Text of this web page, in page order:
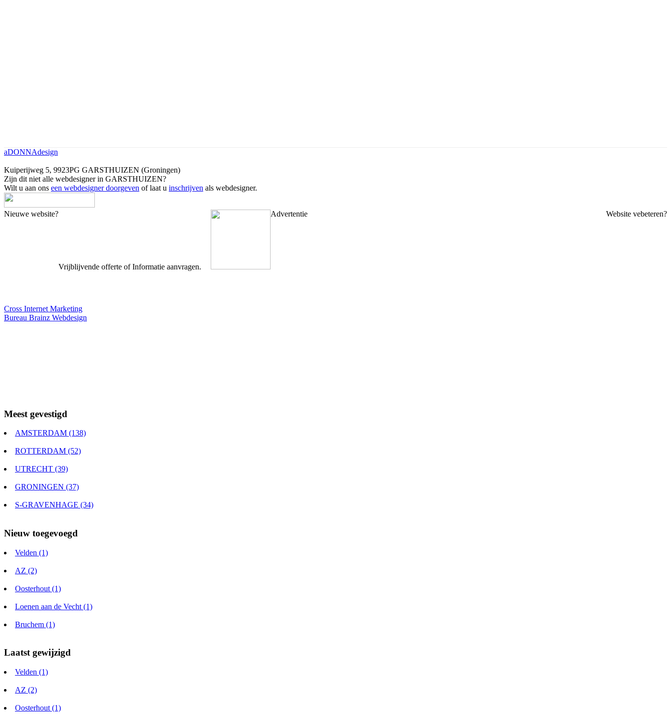
aDONNAdesign
Kuiperijweg 5, 9923PG GARSTHUIZEN (Groningen)
Zijn dit niet alle webdesigner in GARSTHUIZEN?
Wilt u aan ons een webdesigner doorgeven of laat u inschrijven als webdesigner.
Nieuwe website? Website vebeteren?
Vrijblijvende offerte of Informatie aanvragen.
Advertentie
Cross Internet Marketing
Bureau Brainz Webdesign
Meest gevestigd
AMSTERDAM (138)
ROTTERDAM (52)
UTRECHT (39)
GRONINGEN (37)
S-GRAVENHAGE (34)
Nieuw toegevoegd
Velden (1)
AZ (2)
Oosterhout (1)
Loenen aan de Vecht (1)
Bruchem (1)
Laatst gewijzigd
Velden (1)
AZ (2)
Oosterhout (1)